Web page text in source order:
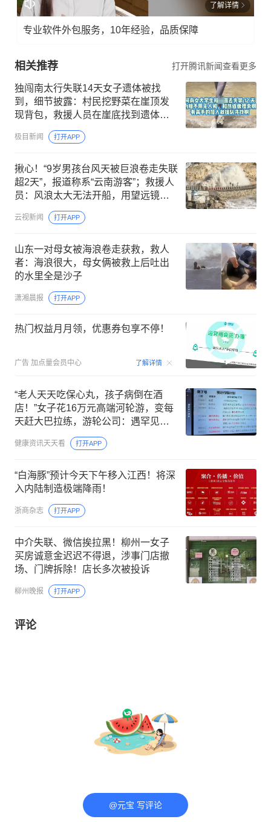
了解详情
专业软件外包服务，10年经验，品质保障
相关推荐 打开腾讯新闻查看更多
独闯南太行失联14天女子遗体被找
到，细节披露：村民挖野菜在崖顶发
现背包，救援人员在崖底找到遗体；
事发地属完全未开发野山
极目新闻 打开APP
揪心！“9岁男孩台风天被巨浪卷走失联
超2天”，报道称系“云南游客”；救援人
员：风浪太大无法开船，用望远镜持
云视新闻 打开APP
山东一对母女被海浪卷走获救，救人
者：海浪很大，母女俩被救上后吐出
的水里全是沙子
潇湘晨报 打开APP
热门权益月月领，优惠券包享不停！
广告 加点量会员中心 了解详情 00:15
“老人天天吃保心丸，孩子病倒在酒
店！”女子花16万元高端河轮游，变每
天赶大巴拉练，游轮公司：遇罕见低
水位，被迫调整；游客：知情不报
健康资讯天天看 打开APP
“白海豚”预计今天下午移入江西！将深
入内陆制造极端降雨！
浙商杂志 打开APP
中介失联、微信挨拉黑！柳州一女子
买房诚意金迟迟不得退，涉事门店撤
场、门牌拆除！店长多次被投诉
柳州晚报 打开APP
评论
@元宝 写评论